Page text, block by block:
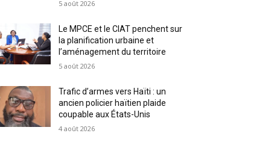
5 août 2026
Le MPCE et le CIAT penchent sur
la planification urbaine et
l’aménagement du territoire
5 août 2026
Trafic d’armes vers Haïti : un
ancien policier haïtien plaide
coupable aux États-Unis
4 août 2026